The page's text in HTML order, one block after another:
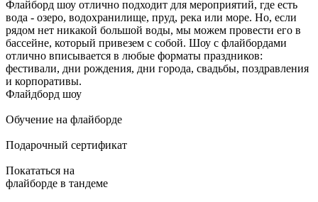
Флайборд шоу отлично подходит для мероприятий, где есть
вода - озеро, водохранилище, пруд, река или море. Но, если
рядом нет никакой большой воды, мы можем провести его в
бассейне, который привезем с собой. Шоу с флайбордами
отлично вписывается в любые форматы праздников:
фестивали, дни рождения, дни города, свадьбы, поздравления
и корпоративы.
Флайдборд шоу
Обучение на флайборде
Подарочный сертификат
Покататься на
флайборде в тандеме